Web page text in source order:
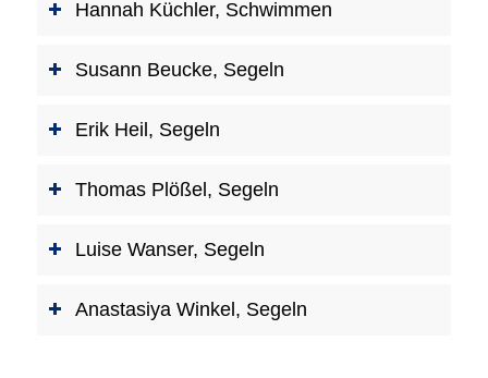
Hannah Küchler, Schwimmen
Susann Beucke, Segeln
Erik Heil, Segeln
Thomas Plößel, Segeln
Luise Wanser, Segeln
Anastasiya Winkel, Segeln